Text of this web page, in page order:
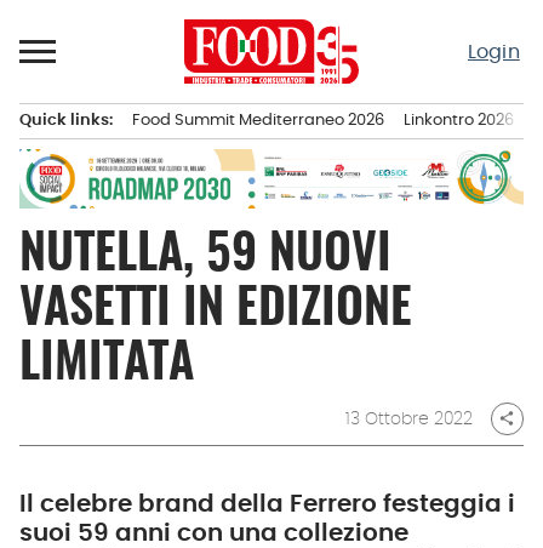
al
Login
principale
Quick links: Food Summit Mediterraneo 2026 Linkontro 2026
NUTELLA, 59 NUOVI
VASETTI IN EDIZIONE
LIMITATA
13 Ottobre 2022 share
Il celebre brand della Ferrero festeggia i
suoi 59 anni con una collezione